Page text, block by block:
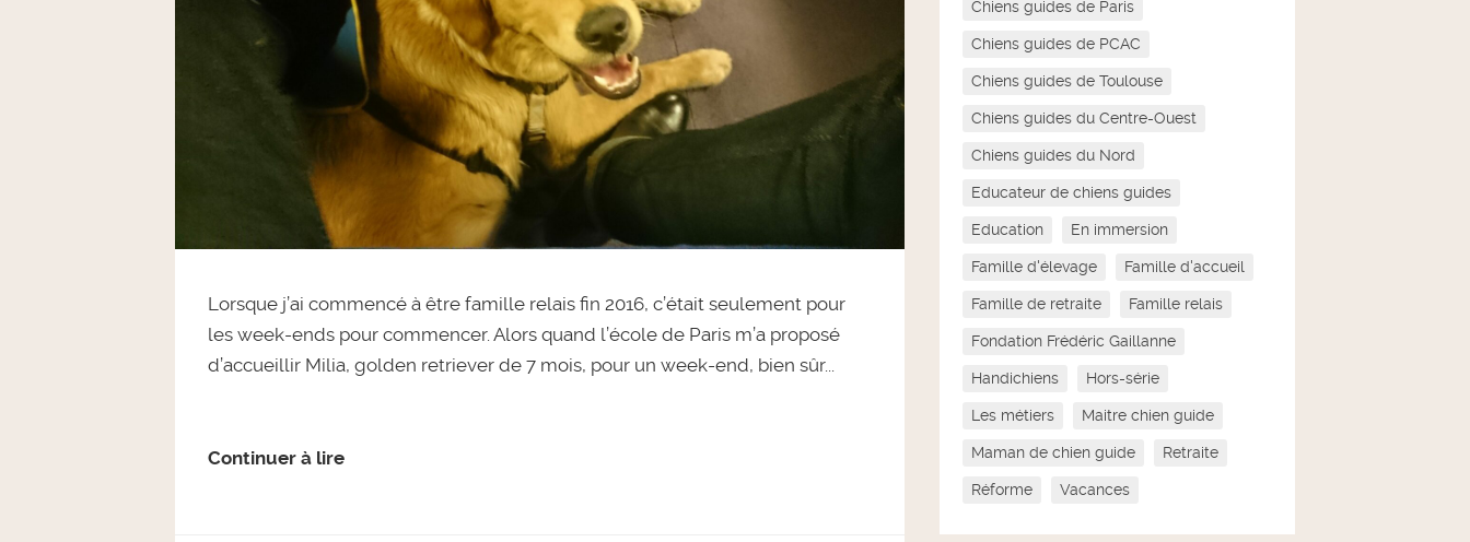
Lorsque j’ai commencé à être famille relais fin 2016, c’était seulement pour
les week-ends pour commencer. Alors quand l’école de Paris m’a proposé
d’accueillir Milia, golden retriever de 7 mois, pour un week-end, bien sûr...
Continuer à lire
Chiens guides de Paris
Chiens guides de PCAC
Chiens guides de Toulouse
Chiens guides du Centre-Ouest
Chiens guides du Nord
Educateur de chiens guides
Education En immersion
Famille d'élevage Famille d'accueil
Famille de retraite Famille relais
Fondation Frédéric Gaillanne
Handichiens Hors-série
Les métiers Maitre chien guide
Maman de chien guide Retraite
Réforme Vacances